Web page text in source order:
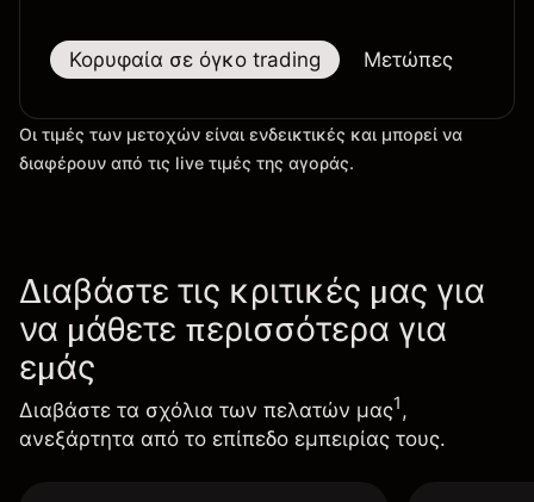
Κορυφαία σε όγκο trading Μετώπες
Οι τιμές των μετοχών είναι ενδεικτικές και μπορεί να
διαφέρουν από τις live τιμές της αγοράς.
Διαβάστε τις κριτικές μας για
να μάθετε περισσότερα για
εμάς
Διαβάστε τα σχόλια των πελατών μας1,
ανεξάρτητα από το επίπεδο εμπειρίας τους.